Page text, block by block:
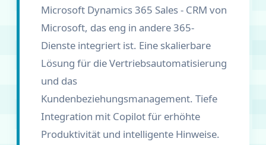
Microsoft Dynamics 365 Sales - CRM von
Microsoft, das eng in andere 365-
Dienste integriert ist. Eine skalierbare
Lösung für die Vertriebsautomatisierung
und das
Kundenbeziehungsmanagement. Tiefe
Integration mit Copilot für erhöhte
Produktivität und intelligente Hinweise.